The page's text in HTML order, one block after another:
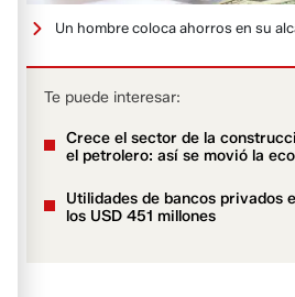
Un hombre coloca ahorros en su
Te puede interesar:
Crece el sector de la
el petrolero: así se movió la
Utilidades de bancos privados
los USD 451 millones